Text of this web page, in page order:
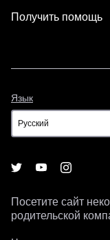
Получить помощь
Язык
Посетите сайт
родительской